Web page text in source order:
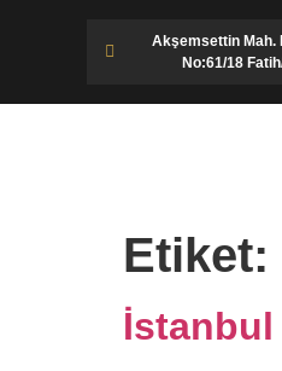
Akşemsettin Mah.
No:61/18
Etiket: